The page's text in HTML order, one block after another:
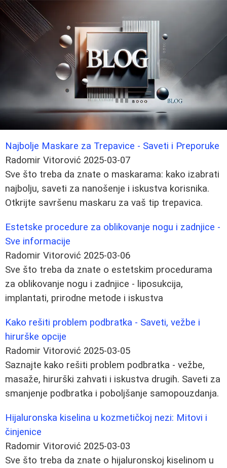
Najbolje Maskare za Trepavice - Saveti i Preporuke
Radomir Vitorović 2025-03-07
Sve što treba da znate o maskarama: kako izabrati
najbolju, saveti za nanošenje i iskustva korisnika.
Otkrijte savršenu maskaru za vaš tip trepavica.
Estetske procedure za oblikovanje nogu i zadnjice -
Sve informacije
Radomir Vitorović 2025-03-06
Sve što treba da znate o estetskim procedurama
za oblikovanje nogu i zadnjice - liposukcija,
implantati, prirodne metode i iskustva
Kako rešiti problem podbratka - Saveti, vežbe i
hirurške opcije
Radomir Vitorović 2025-03-05
Saznajte kako rešiti problem podbratka - vežbe,
masaže, hirurški zahvati i iskustva drugih. Saveti za
smanjenje podbratka i poboljšanje samopouzdanja.
Hijaluronska kiselina u kozmetičkoj nezi: Mitovi i
činjenice
Radomir Vitorović 2025-03-03
Sve što treba da znate o hijaluronskoj kiselinom u